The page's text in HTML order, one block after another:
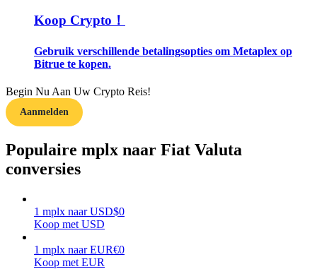
Handelsstrategieën
Verdienen
Koop Crypto！
Gebruik verschillende betalingsopties om Metaplex op
Bitrue te kopen.
Begin Nu Aan Uw Crypto Reis!
Aanmelden
Populaire mplx naar Fiat Valuta
conversies
1 mplx naar USD$0
Koop met USD
1 mplx naar EUR€0
Koop met EUR